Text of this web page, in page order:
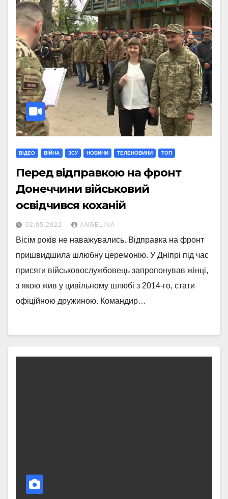
ВІДЕО ВІЙНА ЗСУ НОВИНИ ТЕЛЕНОВИНИ ТОП
Перед відправкою на фронт
Донеччини військовий
освідчився коханій
02.05.2022 ANGELINA
Вісім років не наважувались. Відправка на фронт
пришвидшила шлюбну церемонію. У Дніпрі під час
присяги військовослужбовець запропонував жінці,
з якою жив у цивільному шлюбі з 2014-го, стати
офіційною дружиною. Командир…